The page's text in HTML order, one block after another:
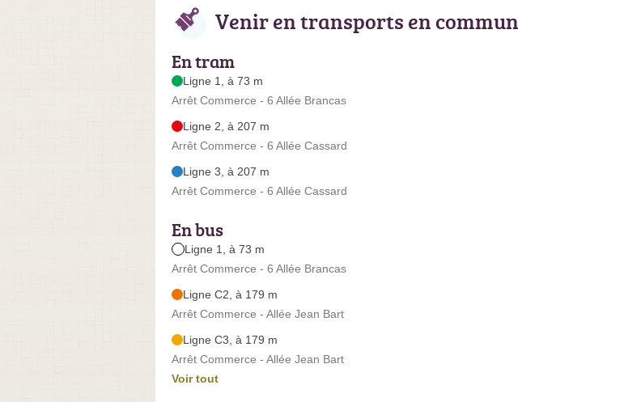
Venir en transports en commun
En tram
Ligne 1, à 73 m
Arrêt Commerce - 6 Allée Brancas
Ligne 2, à 207 m
Arrêt Commerce - 6 Allée Cassard
Ligne 3, à 207 m
Arrêt Commerce - 6 Allée Cassard
En bus
Ligne 1, à 73 m
Arrêt Commerce - 6 Allée Brancas
Ligne C2, à 179 m
Arrêt Commerce - Allée Jean Bart
Ligne C3, à 179 m
Arrêt Commerce - Allée Jean Bart
Voir tout